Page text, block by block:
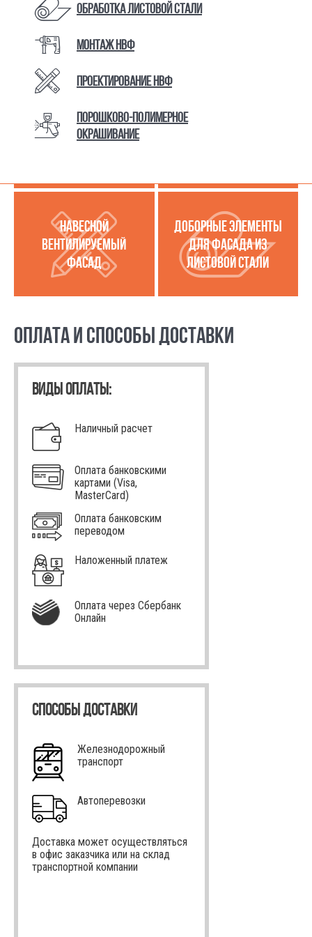
Обработка листовой стали
Монтаж НВФ
Проектирование НВФ
Порошково-полимерное
окрашивание
КАТАЛОГ ТОВАРОВ И УСЛУГ
УСЛУГИ ПО РАБОТЕ С
ЛИСТОВОЙ СТАЛЬЮ
МЕТАЛЛОКАССЕТЫ
НАВЕСНОЙ
ВЕНТИЛИРУЕМЫЙ
ФАСАД
ДОБОРНЫЕ ЭЛЕМЕНТЫ
ДЛЯ ФАСАДА ИЗ
ЛИСТОВОЙ СТАЛИ
ОПЛАТА И СПОСОБЫ ДОСТАВКИ
ВИДЫ ОПЛАТЫ:
Наличный расчет
Оплата банковскими
картами (Visa,
MasterCard)
Оплата банковским
переводом
Наложенный платеж
Оплата через Сбербанк
Онлайн
СПОСОБЫ ДОСТАВКИ
Железнодорожный
транспорт
Автоперевозки
Доставка может осуществляться
в офис заказчика или на склад
транспортной компании